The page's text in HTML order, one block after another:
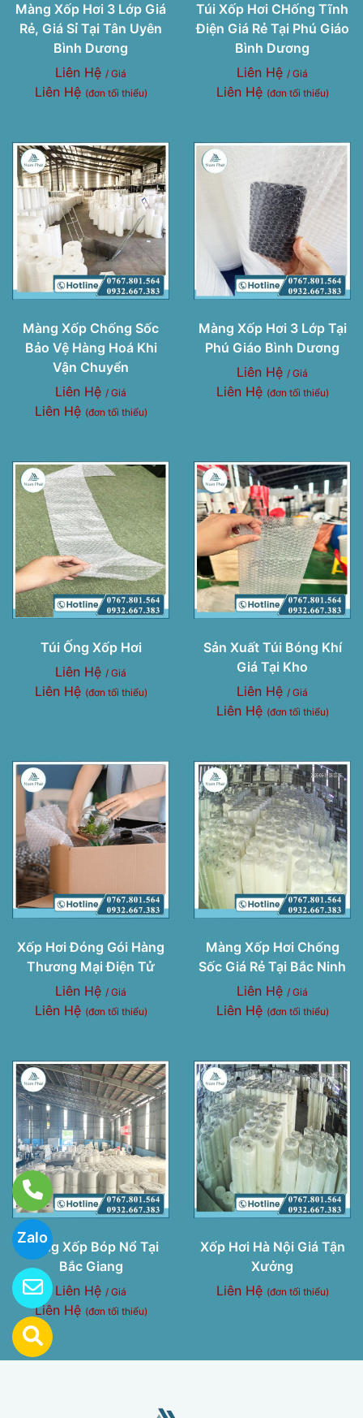
Zalo
Màng Xốp Hơi 3 Lớp Giá
Rẻ, Giá Sỉ Tại Tân Uyên
Bình Dương
Liên Hệ / Giá
Liên Hệ (đơn tối thiểu)
Túi Xốp Hơi CHống Tĩnh
Điện Giá Rẻ Tại Phú Giáo
Bình Dương
Liên Hệ / Giá
Liên Hệ (đơn tối thiểu)
Màng Xốp Chống Sốc
Bảo Vệ Hàng Hoá Khi
Vận Chuyển
Liên Hệ / Giá
Liên Hệ (đơn tối thiểu)
Màng Xốp Hơi 3 Lớp Tại
Phú Giáo Bình Dương
Liên Hệ / Giá
Liên Hệ (đơn tối thiểu)
Túi Ống Xốp Hơi
Liên Hệ / Giá
Liên Hệ (đơn tối thiểu)
Sản Xuất Túi Bóng Khí
Giá Tại Kho
Liên Hệ / Giá
Liên Hệ (đơn tối thiểu)
Xốp Hơi Đóng Gói Hàng
Thương Mại Điện Tử
Liên Hệ / Giá
Liên Hệ (đơn tối thiểu)
Màng Xốp Hơi Chống
Sốc Giá Rẻ Tại Bắc Ninh
Liên Hệ / Giá
Liên Hệ (đơn tối thiểu)
Màng Xốp Bóp Nổ Tại
Bắc Giang
Liên Hệ / Giá
Liên Hệ (đơn tối thiểu)
Xốp Hơi Hà Nội Giá Tận
Xưởng
Liên Hệ (đơn tối thiểu)